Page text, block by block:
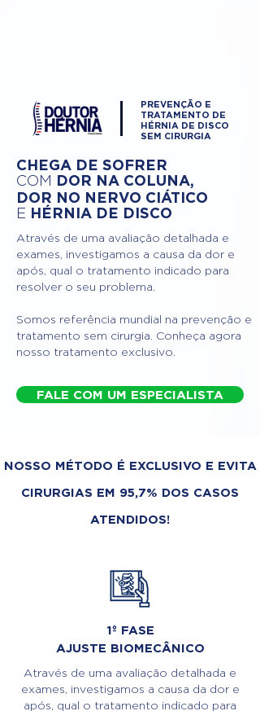
PREVENÇÃO E
TRATAMENTO DE
HÉRNIA DE DISCO
SEM CIRURGIA
CHEGA DE SOFRER
COM DOR NA COLUNA,
DOR NO NERVO CIÁTICO
E HÉRNIA DE DISCO
Através de uma avaliação detalhada e
exames, investigamos a causa da dor e
após, qual o tratamento indicado para
resolver o seu problema.
Somos referência mundial na prevenção e
tratamento sem cirurgia. Conheça agora
nosso tratamento exclusivo.
FALE COM UM ESPECIALISTA
NOSSO MÉTODO É EXCLUSIVO E EVITA
CIRURGIAS EM 95,7% DOS CASOS
ATENDIDOS!
1º FASE
AJUSTE BIOMECÂNICO
Através de uma avaliação detalhada e
exames, investigamos a causa da dor e
após, qual o tratamento indicado para